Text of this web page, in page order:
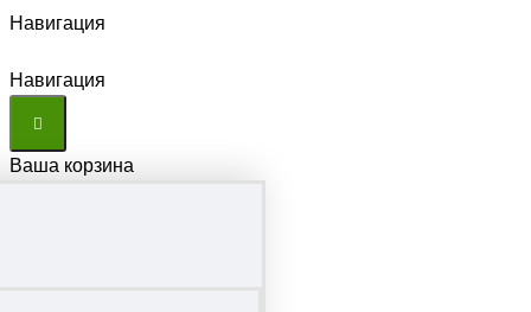
Навигация
Навигация
Ваша корзина